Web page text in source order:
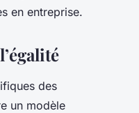
en entreprise.
des
un modèle